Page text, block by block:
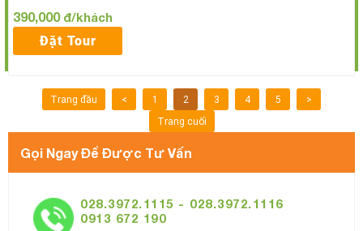
390,000 đ/khách
Đặt Tour
Trang đầu < 1 2 3 4 5
>
Trang cuối
Gọi Ngay Để Được Tư Vấn
028.3972.1115 - 028.3972.1116
0913 672 190